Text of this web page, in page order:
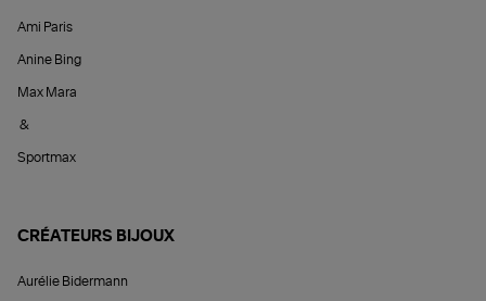
Ami Paris
Anine Bing
Max Mara
&
Sportmax
CRÉATEURS BIJOUX
Aurélie Bidermann